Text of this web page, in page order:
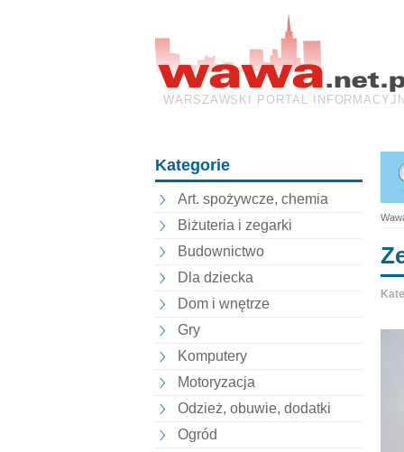
WARSZAWSKI PORTAL
Kategorie
Art. spożywcze, chemia
Biżuteria i zegarki
Budownictwo
Dla dziecka
Dom i wnętrze
Gry
Komputery
Motoryzacja
Odzież, obuwie, dodatki
Ogród